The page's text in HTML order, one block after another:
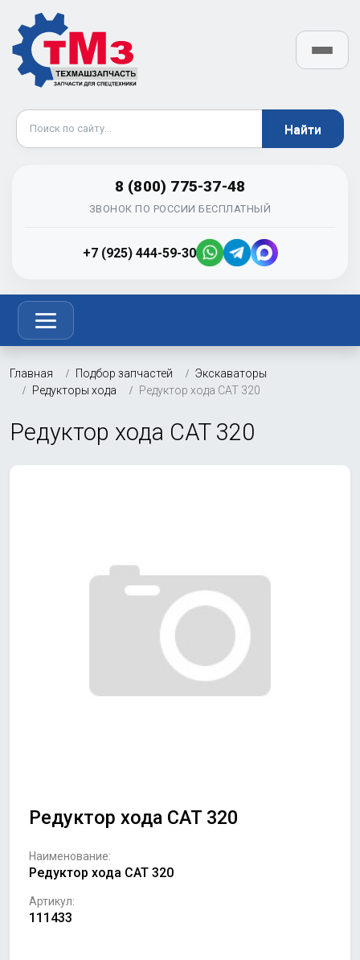
8 (800) 775-37-48
ЗВОНОК ПО РОССИИ БЕСПЛАТНЫЙ
+7 (925) 444-59-30
Главная Подбор запчастей
Экскаваторы
Редукторы хода
Редуктор хода CAT 320
Редуктор хода CAT 320
Редуктор хода CAT 320
Наименование:
Редуктор хода CAT 320
Артикул:
111433